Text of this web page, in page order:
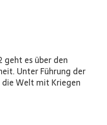
geht es über den
Unter Führung der
Welt mit Kriegen